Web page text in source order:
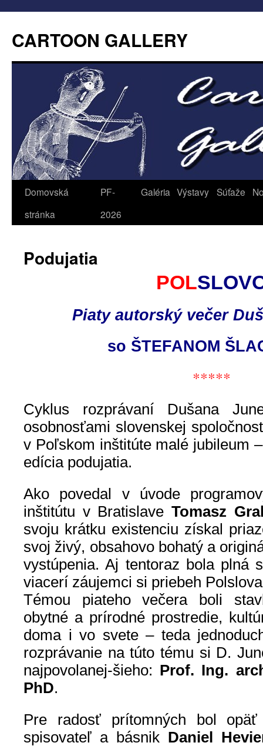
CARTOON GALLERY
Domovská
stránka
PF-
2026
Galéria Výstavy Súťaže
Podujatia
POL
Piaty autorský večer
so ŠTEFANOM
*****
Cyklus rozprávaní Dušana
osobnosťami slovenskej
v Poľskom inštitúte malé jubileum
edícia podujatia.
Ako povedal v úvode
inštitútu v BratislaveTomasz
svoju krátku existenciu získal
svoj živý, obsahovo bohatý a
vystúpenia. Aj tentoraz bola plná
viacerí záujemci si priebeh
Témou piateho večera boli
obytné a prírodné prostredie,
doma i vo svete – teda
rozprávanie na túto tému si D.
najpovolanej-šieho: Prof. Ing.
PhD.
Pre radosť prítomných bol opäť
spisovateľ a básnik Daniel